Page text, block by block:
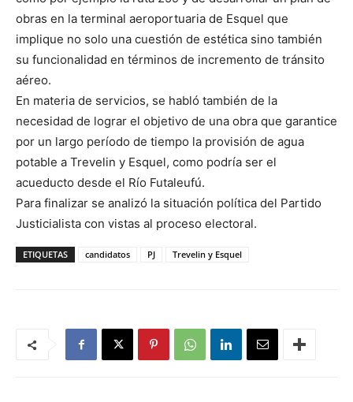
obras en la terminal aeroportuaria de Esquel que
implique no solo una cuestión de estética sino también
su funcionalidad en términos de incremento de tránsito
aéreo.
En materia de servicios, se habló también de la
necesidad de lograr el objetivo de una obra que garantice
por un largo período de tiempo la provisión de agua
potable a Trevelin y Esquel, como podría ser el
acueducto desde el Río Futaleufú.
Para finalizar se analizó la situación política del Partido
Justicialista con vistas al proceso electoral.
ETIQUETAS candidatos PJ Trevelin y Esquel